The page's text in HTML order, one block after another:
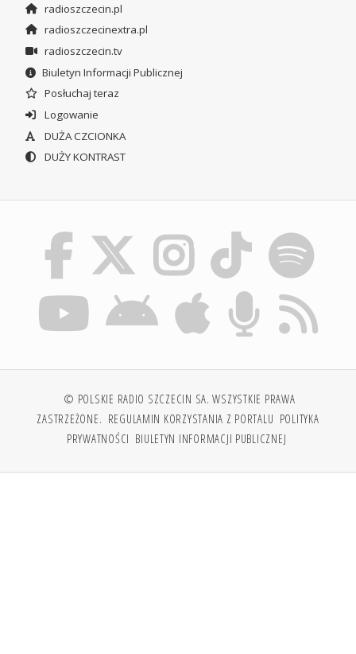
radioszczecin.pl
radioszczecinextra.pl
radioszczecin.tv
Biuletyn Informacji Publicznej
Posłuchaj teraz
Logowanie
DUŻA CZCIONKA
DUŻY KONTRAST
© POLSKIE RADIO SZCZECIN SA. WSZYSTKIE PRAWA
ZASTRZEŻONE. REGULAMIN KORZYSTANIA Z PORTALU POLITYKA
PRYWATNOŚCI BIULETYN INFORMACJI PUBLICZNEJ